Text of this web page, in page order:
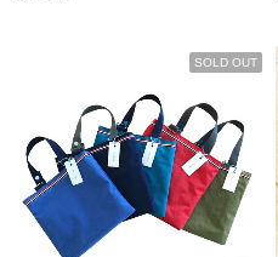
SOLD OUT